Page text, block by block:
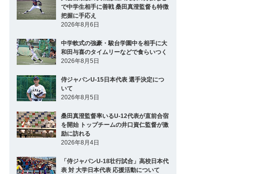
で中学生相手に善戦 桑田真澄監督も特徴
把握に手応え
2026年8月6日
中学軟式の強豪・駿台学園中を相手に大
和田与喜のタイムリーなどで食らいつく
2026年8月5日
侍ジャパンU-15日本代表 選手決定につ
いて
2026年8月5日
桑田真澄監督率いるU-12代表が直前合宿
を開始 トップチームの井口資仁監督が激
励に訪れる
2026年8月4日
「侍ジャパンU-18壮行試合」高校日本代
表 対 大学日本代表 応援活動について